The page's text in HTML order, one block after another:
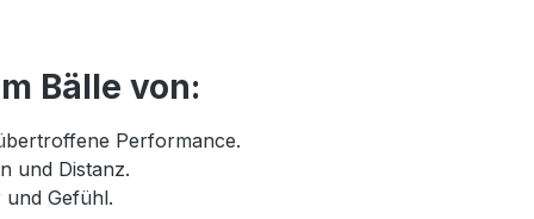
Bälle von:
Performance.
und Distanz.
und Gefühl.